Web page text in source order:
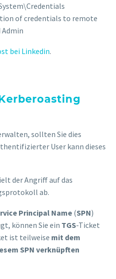
of credentials to remote
Admin
bei Linkedin.
sollten Sie dies
User kann dieses
der Angriff auf das
ab.
Principal Name (SPN)
können Sie ein TGS-Ticket
ist teilweise mit dem
SPN verknüpften